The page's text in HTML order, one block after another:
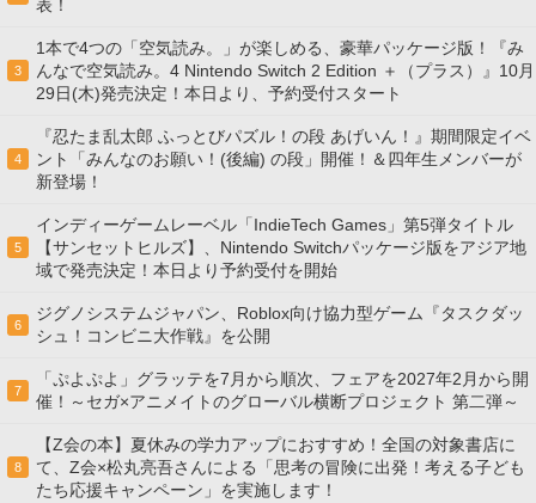
表！
3
1本で4つの「空気読み。」が楽しめる、豪華パッケージ版！『み
んなで空気読み。4 Nintendo Switch 2 Edition ＋（プラス）』10月
29日(木)発売決定！本日より、予約受付スタート
4
『忍たま乱太郎 ふっとびパズル！の段 あげいん！』期間限定イベ
ント「みんなのお願い！(後編) の段」開催！＆四年生メンバーが
新登場！
5
インディーゲームレーベル「IndieTech Games」第5弾タイトル
【サンセットヒルズ】、Nintendo Switchパッケージ版をアジア地
域で発売決定！本日より予約受付を開始
6
ジグノシステムジャパン、Roblox向け協力型ゲーム『タスクダッ
シュ！コンビニ大作戦』を公開
7
「ぷよぷよ」グラッテを7月から順次、フェアを2027年2月から開
催！～セガ×アニメイトのグローバル横断プロジェクト 第二弾～
8
【Z会の本】夏休みの学力アップにおすすめ！全国の対象書店に
て、Z会×松丸亮吾さんによる「思考の冒険に出発！考える子ども
たち応援キャンペーン」を実施します！